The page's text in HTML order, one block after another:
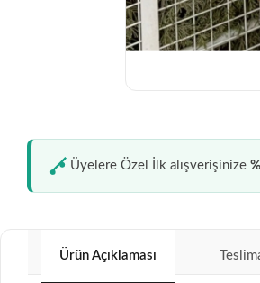
Üyelere Özel İlk alışverişinize
Ürün Açıklaması